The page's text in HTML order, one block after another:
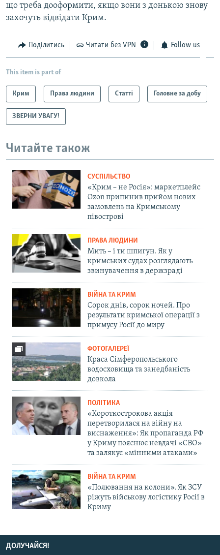
що треба дооформити, якщо вони з донькою знову
захочуть відвідати Крим.
Поділитись Читати без VPN Follow us
This item is part of
Крим Права людини Статті Головне за добу
ЗВЕРНИ УВАГУ!
Читайте також
СУСПІЛЬСТВО
«Крим – не Росія»: маркетплейс
Ozon припинив прийом нових
замовлень на Кримському
півострові
ПРАВА ЛЮДИНИ
Мить – і ти шпигун. Як у
кримських судах розглядають
звинувачення в держзраді
ВІЙНА ТА КРИМ
Сорок днів, сорок ночей. Про
результати кримської операції з
примусу Росії до миру
ФОТОГАЛЕРЕЇ
Краса Сімферопольського
водосховища та занедбаність
довкола
ПОЛІТИКА
«Короткострокова акція
перетворилася на війну на
виснаження»: Як пропаганда РФ
у Криму пояснює невдачі «СВО»
та залякує «мінними атаками»
ВІЙНА ТА КРИМ
«Полювання на колони». Як ЗСУ
ріжуть військову логістику Росії в
Криму
ДОЛУЧАЙСЯ!